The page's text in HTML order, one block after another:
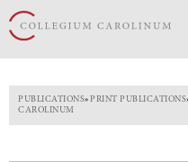
PUBLICATIONS» PRINT PUBLICATIONS
CAROLINUM